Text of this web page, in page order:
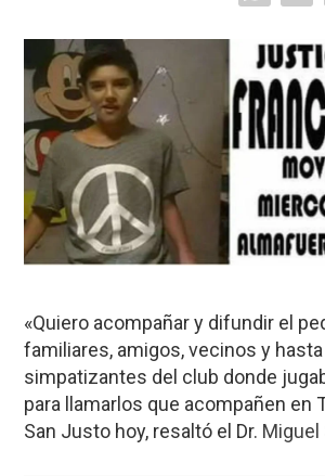
«Quiero acompañar y difundir el
familiares, amigos, vecinos y
simpatizantes del club donde
para llamarlos que acompañen en
San Justo hoy, resaltó el Dr. Miguel